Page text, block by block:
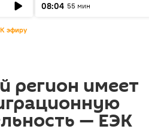
08:04 55 мин
К эфиру
регион имеет
— ЕЭК